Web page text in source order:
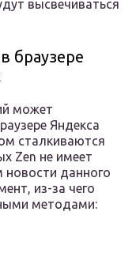
высвечиваться
браузере
может
Яндекса
сталкиваются
Zen не имеет
новости данного
из-за чего
методами: